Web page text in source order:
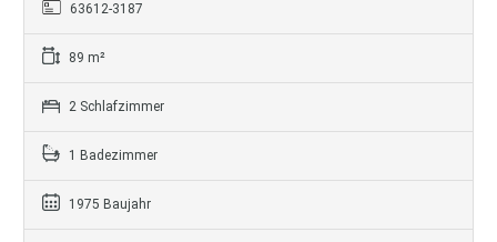
63612-3187
89 m²
2 Schlafzimmer
1 Badezimmer
1975 Baujahr